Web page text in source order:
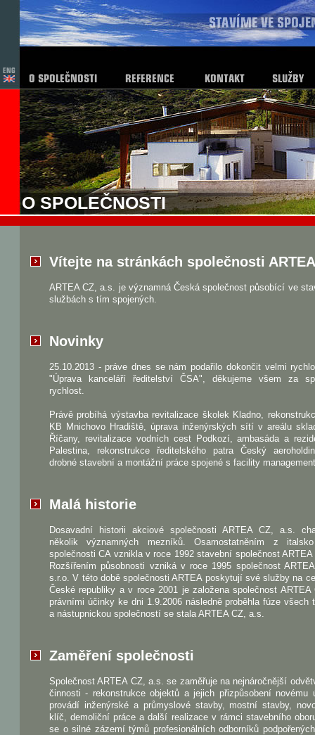
O SPOLEČNOSTI
Vítejte na stránkách společnosti
ARTEA CZ, a.s. je významná Česká společnost působící ve
službách s tím spojených.
Novinky
25.10.2013 - práve dnes se nám podařilo dokončit velmi
"Úprava kanceláří ředitelství ČSA", děkujeme všem za
rychlost.
Právě probíhá výstavba revitalizace školek Kladno,
KB Mnichovo Hradiště, úprava inženýrských sítí v areálu
Říčany, revitalizace vodních cest Podkozí, ambasáda a
Palestina, rekonstrukce ředitelského patra Český
drobné stavební a montážní práce spojené s facility
Malá historie
Dosavadní historii akciové společnosti ARTEA CZ, a.s.
několik významných mezníků. Osamostatněním z
společnosti CA vznikla v roce 1992 stavební společnost
Rozšířením působnosti vzniká v roce 1995 společnost
s.r.o. V této době společnosti ARTEA poskytují své služby na
České republiky a v roce 2001 je založena společnost
právními účinky ke dni 1.9.2006 následně proběhla fúze všech
a nástupnickou společností se stala ARTEA CZ, a.s.
Zaměření společnosti
Společnost ARTEA CZ, a.s. se zaměřuje na nejnáročnější
činnosti - rekonstrukce objektů a jejich přizpůsobení novému
provádí inženýrské a průmyslové stavby, mostní stavby,
klíč, demoliční práce a další realizace v rámci stavebního
se o silné zázemí týmů profesionálních odborníků